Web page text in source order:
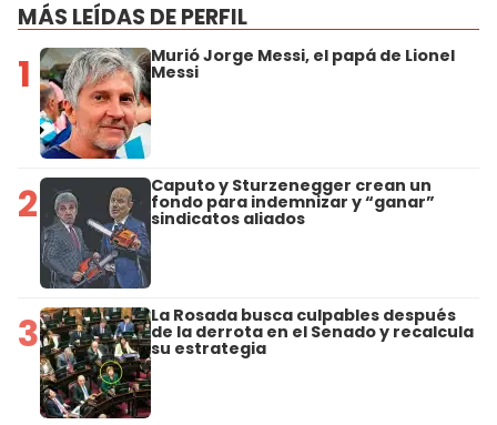
MÁS LEÍDAS DE PERFIL
1 Murió Jorge Messi, el papá de Lionel
Messi
2 Caputo y Sturzenegger crean un
fondo para indemnizar y “ganar”
sindicatos aliados
3 La Rosada busca culpables después
de la derrota en el Senado y recalcula
su estrategia